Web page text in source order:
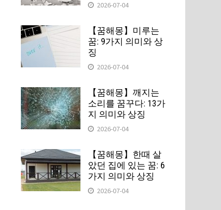
2026-07-04
【꿈해몽】미루는
꿈: 9가지 의미와 상
징
2026-07-04
【꿈해몽】깨지는
소리를 꿈꾸다: 13가
지 의미와 상징
2026-07-04
【꿈해몽】한때 살
았던 집에 있는 꿈: 6
가지 의미와 상징
2026-07-04